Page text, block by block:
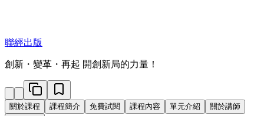
聯經出版
創新・變革・再起 開創新局的力量！
關於課程 課程簡介 免費試閱 課程內容 單元介紹
關於講師